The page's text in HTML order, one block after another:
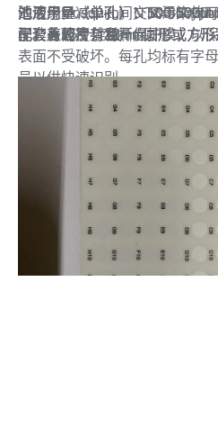
的边缘，减少孔间交叉污染的
于玻片的密封和开启。
适用于Mosquito，NT8与
样。表面覆有易撕保护膜，以
表面不受破坏。每孔均标有字
号以供快速识别。
池液用量（单孔）：500-
配套盖玻片：22mm圆形或方
池液用量（单孔）：100-500ul
配套盖玻片：18mm圆形或方
池液用量（单孔）：50-300ul
配套盖玻片：12mm圆形或方
池液用量（单孔）：100-500ul
配套有15个旋盖
公司新闻
联系我们